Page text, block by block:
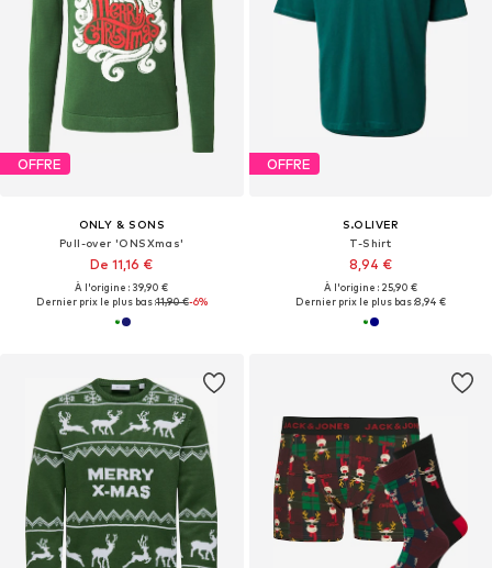
OFFRE
ONLY & SONS
Pull-over 'ONSXmas'
De 11,16 €
À l'origine : 39,90 €
Dernier prix le plus bas :11,90 €-6%
OFFRE
S.OLIVER
T-Shirt
8,94 €
À l'origine : 25,90 €
Dernier prix le plus bas :8,94 €